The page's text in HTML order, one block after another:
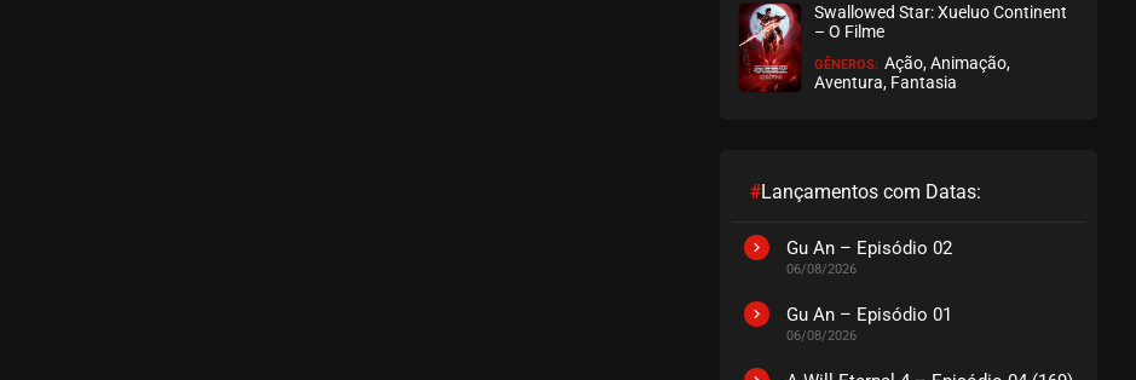
Swallowed Star: Xueluo Continent
– O Filme
GÊNEROS: Ação, Animação,
Aventura, Fantasia
#Lançamentos com Datas:
Gu An – Episódio 02
06/08/2026
Gu An – Episódio 01
06/08/2026